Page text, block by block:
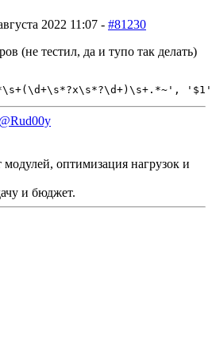
2022 11:07 - #81230
(не тестил, да и тупо так делать)
'$1',
@Rud00y
модулей, оптимизация нагрузок и
и бюджет.